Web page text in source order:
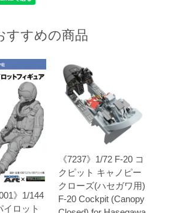
すすめの商品
》1/144
イロット
《7237》1/72 F-20 コ
クピット キャノピー
クローズ(ハセガワ用)
F-20 Cockpit (Canopy